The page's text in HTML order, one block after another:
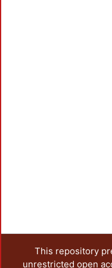
This repository
unrestricted open